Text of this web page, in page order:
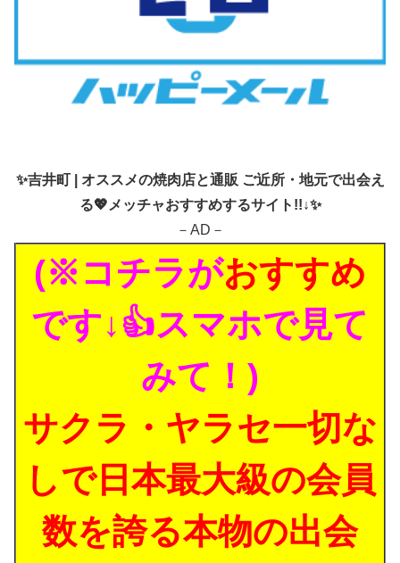
✨吉井町 | オススメの焼肉店と通販 ご近所・地元で出会え
る💖メッチャおすすめするサイト!!↓✨
－AD－
(※コチラがおすすめ
です↓👍スマホで見て
みて！)
サクラ・ヤラセ一切な
しで日本最大級の会員
数を誇る本物の出会